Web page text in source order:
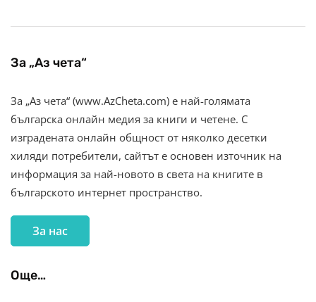
За „Аз чета“
За „Аз чета“ (www.AzCheta.com) е най-голямата
българска онлайн медия за книги и четене. С
изградената онлайн общност от няколко десетки
хиляди потребители, сайтът е основен източник на
информация за най-новото в света на книгите в
българското интернет пространство.
За нас
Още…